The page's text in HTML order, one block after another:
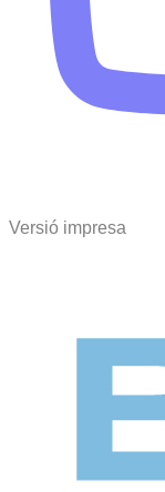
Versió impresa